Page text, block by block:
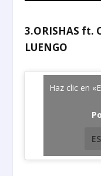
3.ORISHAS ft.
LUENGO
Haz clic en